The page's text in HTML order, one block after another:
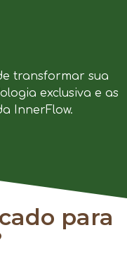
transformar sua
exclusiva e as
InnerFlow.
para